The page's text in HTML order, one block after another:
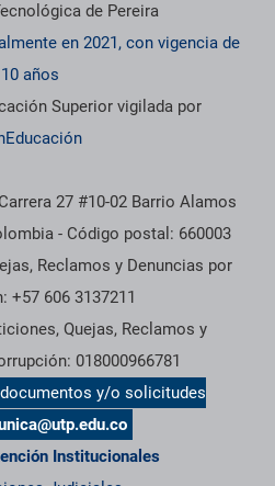
de Pereira
en 2021, con vigencia de
10 años
Superior vigilada por
27 #10-02 Barrio Alamos
- Código postal: 660003
Reclamos y Denuncias por
+57 606 3137211
Quejas, Reclamos y
018000966781
y/o solicitudes
Institucionales